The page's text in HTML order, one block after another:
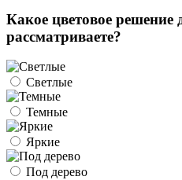
Какое цветовое
рассматриваете?
Светлые
Темные
Яркие
Под дерево